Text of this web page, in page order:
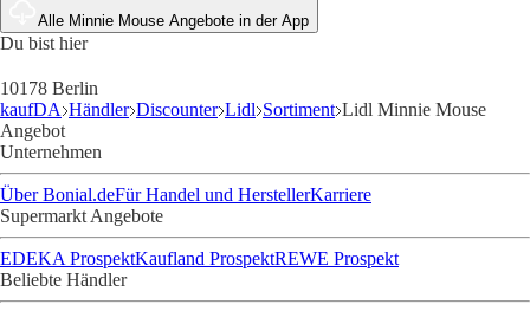
Alle Minnie Mouse Angebote in der App
Du bist hier
10178 Berlin
kaufDA Händler Discounter Lidl Sortiment Lidl Minnie Mouse
Angebot
Unternehmen
Über Bonial.deFür Handel und HerstellerKarriere
Supermarkt Angebote
EDEKA ProspektKaufland ProspektREWE Prospekt
Beliebte Händler